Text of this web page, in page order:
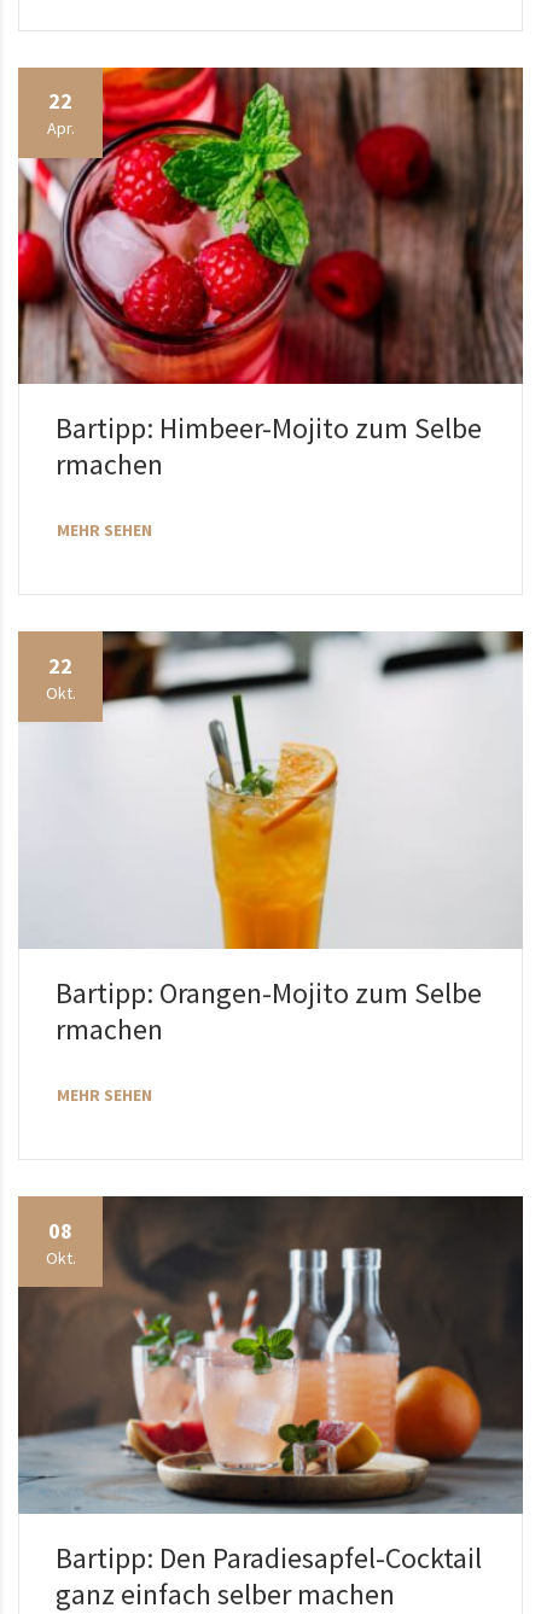
22
Apr.
Bartipp: Himbeer-Mojito zum Selbe
rmachen
MEHR SEHEN
22
Okt.
Bartipp: Orangen-Mojito zum Selbe
rmachen
MEHR SEHEN
08
Okt.
Bartipp: Den Paradiesapfel-Cocktail
ganz einfach selber machen